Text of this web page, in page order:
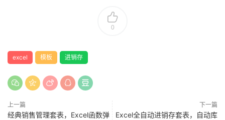
0
excel 模板 进销存
上一篇
经典销售管理套表，Excel函数弹
下一篇
Excel全自动进销存套表，自动库